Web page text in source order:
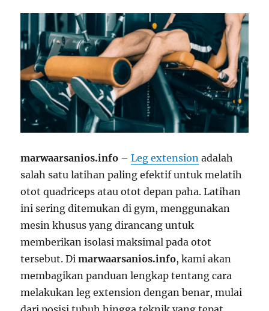
marwaarsanios.info –Leg extension adalah
salah satu latihan paling efektif untuk melatih
otot quadriceps atau otot depan paha. Latihan
ini sering ditemukan di gym, menggunakan
mesin khusus yang dirancang untuk
memberikan isolasi maksimal pada otot
tersebut. Dimarwaarsanios.info, kami akan
membagikan panduan lengkap tentang cara
melakukan leg extension dengan benar, mulai